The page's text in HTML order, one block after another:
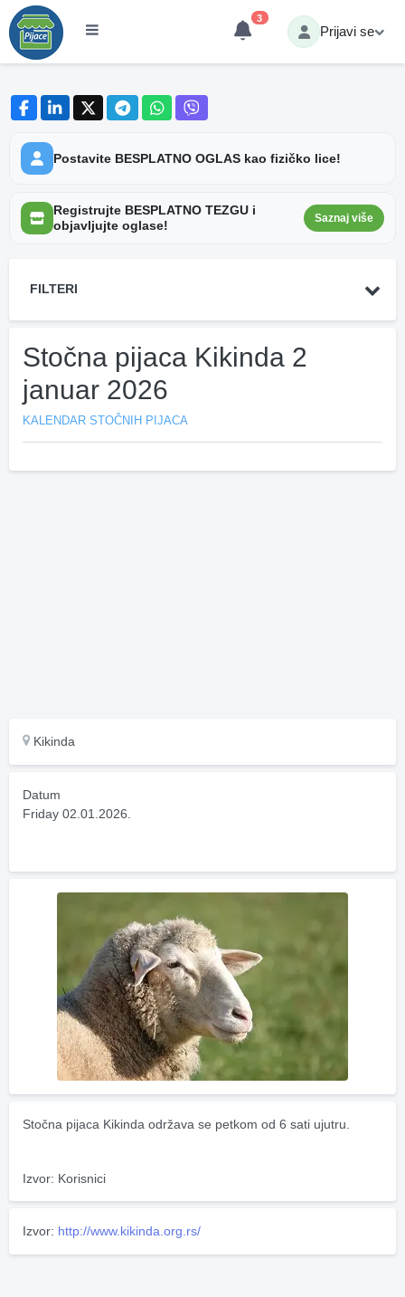
3
Prijavi se
Postavite BESPLATNO OGLAS kao fizičko lice!
Registrujte BESPLATNO TEZGU i
objavljujte oglase!
Saznaj više
FILTERI
Stočna pijaca Kikinda 2
januar 2026
KALENDAR STOČNIH PIJACA
Kikinda
Datum
Friday 02.01.2026.
Stočna pijaca Kikinda održava se petkom od 6 sati ujutru.
Izvor: Korisnici
Izvor: http://www.kikinda.org.rs/